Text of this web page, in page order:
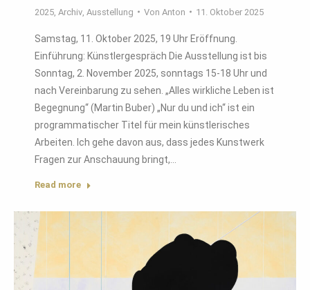
2025 Archiv Ausstellung Von Anton 11. Oktober 2025
Samstag, 11. Oktober 2025, 19 Uhr Eröffnung.
Einführung: Künstlergespräch Die Ausstellung ist bis
Sonntag, 2. November 2025, sonntags 15-18 Uhr und
nach Vereinbarung zu sehen. „Alles wirkliche Leben ist
Begegnung“ (Martin Buber) „Nur du und ich“ ist ein
programmatischer Titel für mein künstlerisches
Arbeiten. Ich gehe davon aus, dass jedes Kunstwerk
Fragen zur Anschauung bringt,…
Read more